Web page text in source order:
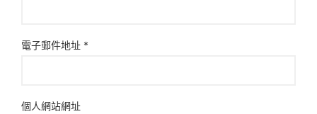
電子郵件地址 *
個人網站網址